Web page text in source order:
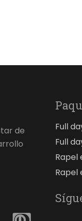
de
Full
Full
Rapel
Rapel